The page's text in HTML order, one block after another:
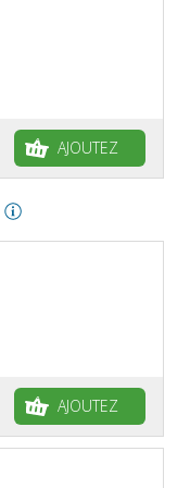
AJOUTEZ
AJOUTEZ